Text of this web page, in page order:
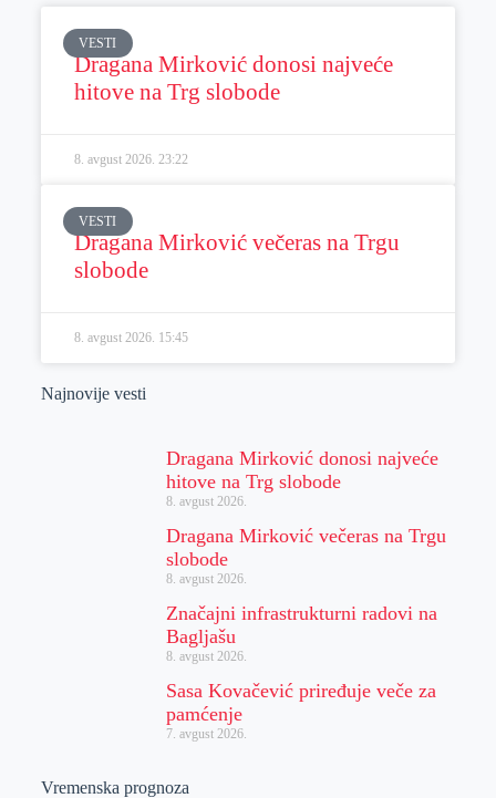
VESTI
Dragana Mirković donosi najveće
hitove na Trg slobode
8. avgust 2026. 23:22
VESTI
Dragana Mirković večeras na Trgu
slobode
8. avgust 2026. 15:45
Najnovije vesti
Dragana Mirković donosi najveće
hitove na Trg slobode
8. avgust 2026.
Dragana Mirković večeras na Trgu
slobode
8. avgust 2026.
Značajni infrastrukturni radovi na
Bagljašu
8. avgust 2026.
Sasa Kovačević priređuje veče za
pamćenje
7. avgust 2026.
Vremenska prognoza